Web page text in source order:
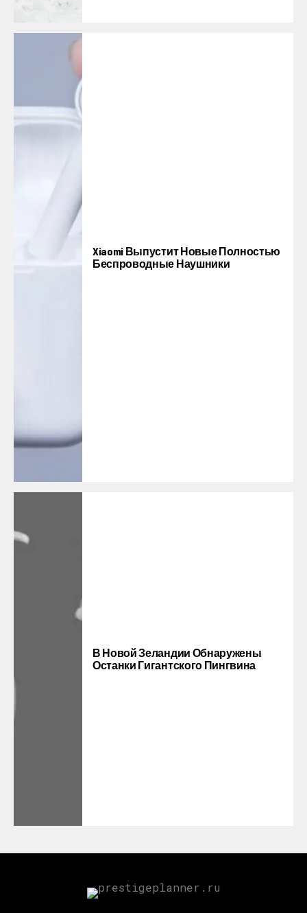
Xiaomi Выпустит Новые Полностью
Беспроводные Наушники
В Новой Зеландии Обнаружены
Останки Гигантского Пингвина